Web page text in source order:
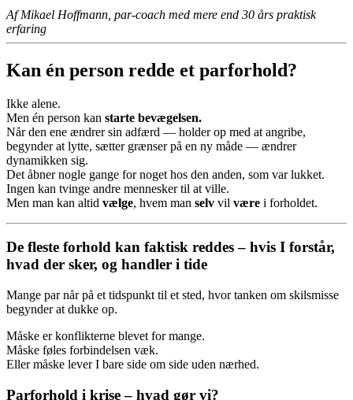
Af Mikael Hoffmann, par-coach med mere end 30 års praktisk
erfaring
Kan én person redde et parforhold?
Ikke alene.
Men én person kan starte bevægelsen.
Når den ene ændrer sin adfærd — holder op med at angribe,
begynder at lytte, sætter grænser på en ny måde — ændrer
dynamikken sig.
Det åbner nogle gange for noget hos den anden, som var lukket.
Ingen kan tvinge andre mennesker til at ville.
Men man kan altid vælge, hvem man selv vil være i forholdet.
De fleste forhold kan faktisk reddes – hvis I forstår,
hvad der sker, og handler i tide
Mange par når på et tidspunkt til et sted, hvor tanken om skilsmisse
begynder at dukke op.
Måske er konflikterne blevet for mange.
Måske føles forbindelsen væk.
Eller måske lever I bare side om side uden nærhed.
Parforhold i krise – hvad gør vi?